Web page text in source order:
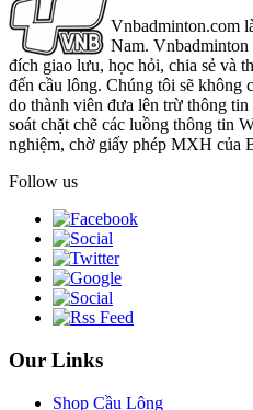
Vnbadminton.com
Nam.
đích giao lưu, học hỏi, chia sẻ và
đến cầu lông. Chúng tôi sẽ không
do thành viên đưa lên trừ thông
soát chặt chẽ các luồng thông tin
nghiệm, chờ giấy phép MXH của
Follow us
Our Links
Shop Cầu Lông